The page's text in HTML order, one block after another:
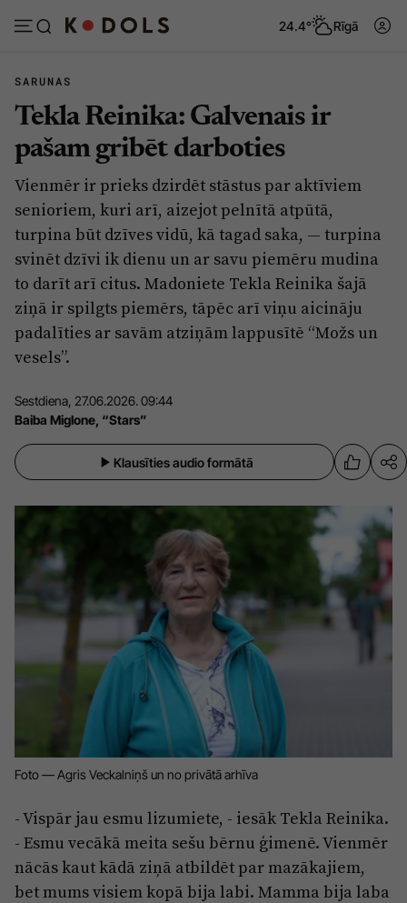
24.4° Rīgā
Abonēt Pieslēgties
Ziņas
Politika
Pašvaldības
Izglītība
Veselība
Ģimene
Vide
Sports
Drošība
Tēmas
Viedokļi
Dzīve un ticība
Ekonomika
Krimināli
Pierīga
Ādaži
Ķekava
Saulkrasti
Jūrmala
Mediju atbalsta fonds
Zivju fonds
Zaļā nākotne
Iedvesmai nav vecuma
Vide
Kodols
Kontakti
Reklāma
Par laikrakstu
Privātuma politika
SARUNAS
Tekla Reinika: Galvenais ir
pašam gribēt darboties
Vienmēr ir prieks dzirdēt stāstus par aktīviem
senioriem, kuri arī, aizejot pelnītā atpūtā,
turpina būt dzīves vidū, kā tagad saka, — turpina
svinēt dzīvi ik dienu un ar savu piemēru mudina
to darīt arī citus. Madoniete Tekla Reinika šajā
ziņā ir spilgts piemērs, tāpēc arī viņu aicināju
padalīties ar savām atziņām lappusītē “Možs un
vesels”.
Sestdiena, 27.06.2026. 09:44
Baiba Miglone, “Stars”
Klausīties audio formātā
Foto — Agris Veckalniņš un no privātā arhīva
- Vispār jau esmu lizumiete, - iesāk Tekla Reinika.
- Esmu vecākā meita sešu bērnu ģimenē. Vienmēr
nācās kaut kādā ziņā atbildēt par mazākajiem,
bet mums visiem kopā bija labi. Mamma bija laba